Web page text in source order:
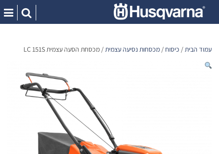
content
עמוד הבית/ כיסוח/ מכסחות נסיעה עצמית/ מכסחת הסעה עצמית LC 151S